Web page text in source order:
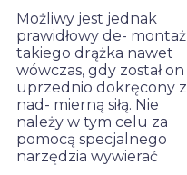
Możliwy jest jednak
prawidłowy de- montaż
takiego drążka nawet
wówczas, gdy został on
uprzednio dokręcony z
nad- mierną siłą. Nie
należy w tym celu za
pomocą specjalnego
narzędzia wywierać